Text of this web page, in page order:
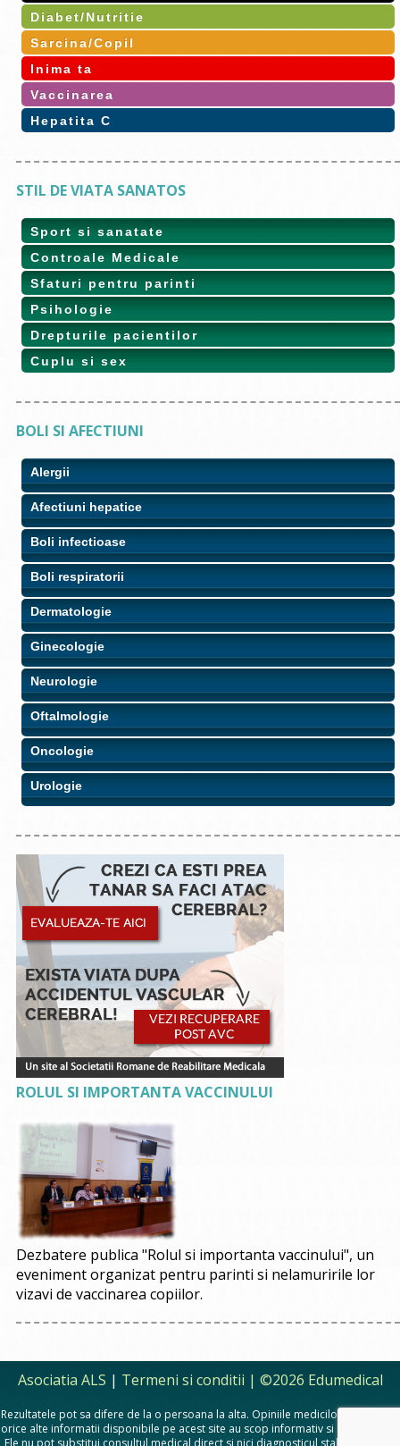
Diabet/Nutritie
Sarcina/Copil
Inima ta
Vaccinarea
Hepatita C
STIL DE VIATA SANATOS
Sport si sanatate
Controale Medicale
Sfaturi pentru parinti
Psihologie
Drepturile pacientilor
Cuplu si sex
BOLI SI AFECTIUNI
Alergii
Afectiuni hepatice
Boli infectioase
Boli respiratorii
Dermatologie
Ginecologie
Neurologie
Oftalmologie
Oncologie
Urologie
ROLUL SI IMPORTANTA VACCINULUI
Dezbatere publica "Rolul si importanta vaccinului", un
eveniment organizat pentru parinti si nelamuririle lor
vizavi de vaccinarea copiilor.
Asociatia ALS | Termeni si conditii | ©2026 Edumedical
Rezultatele pot sa difere de la o persoana la alta. Opiniile medicilor, sfaturile si
orice alte informatii disponibile pe acest site au scop informativ si educational.
Ele nu pot substitui consultul medical direct si nici diagnosticul stabilit in urma